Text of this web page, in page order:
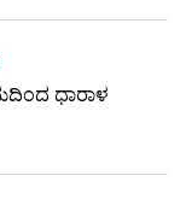
ಧಾರಾಳ